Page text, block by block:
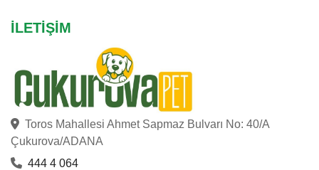
İLETIŞIM
Toros Mahallesi Ahmet Sapmaz Bulvarı No: 40/A
Çukurova/ADANA
444 4 064